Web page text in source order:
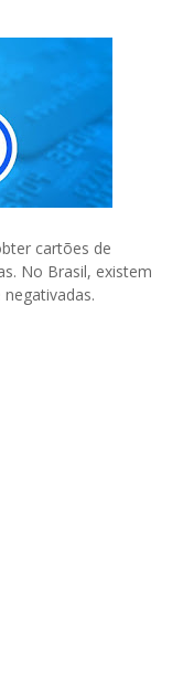
cartões de
No Brasil, existem